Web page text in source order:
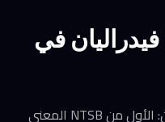
في
الحادث يخضع الآن لتحقيقين متوازيين: الأول من NTSB المعني